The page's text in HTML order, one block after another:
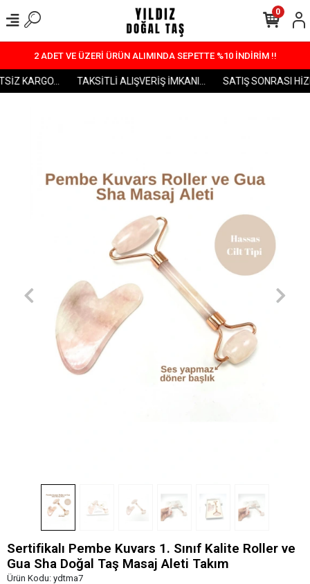
2 ADET VE ÜZERİ ÜRÜN ALIMINDA SEPETTE %10 İNDİRİM !!
KARGO... TAKSİTLİ ALIŞVERİŞ İMKANI... SATIŞ SONRASI
0
Sertifikalı Pembe Kuvars 1. Sınıf Kalite Roller ve
Gua Sha Doğal Taş Masaj Aleti Takım
Ürün Kodu: ydtma7